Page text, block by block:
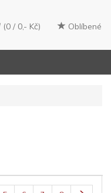
(0 / 0,- Kč) Oblíbené